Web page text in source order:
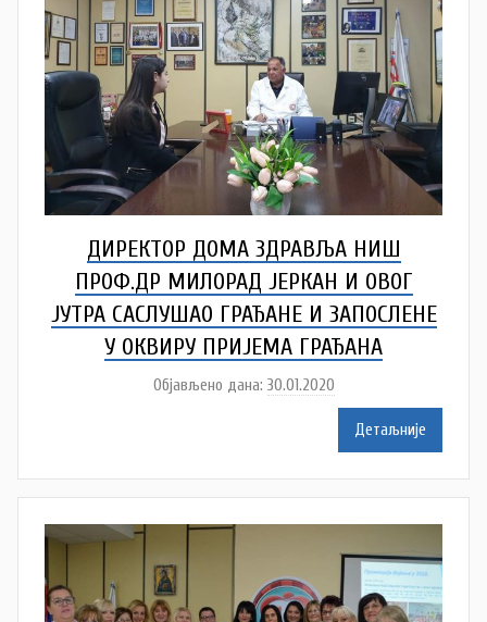
a
ДИРЕКТОР ДОМА ЗДРАВЉА НИШ
ПРОФ.ДР МИЛОРАД ЈЕРКАН И ОВОГ
ЈУТРА САСЛУШАО ГРАЂАНЕ И ЗАПОСЛЕНЕ
У ОКВИРУ ПРИЈЕМА ГРАЂАНА
Објављено дана: 30.01.2020
у
р
D
o
m
Z
Детаљније